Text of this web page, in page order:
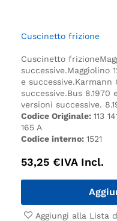
Cuscinetto frizione
Cuscinetto frizione
successive.Maggiolino
e successive.Karmann
successive.Bus 8.1970
versioni successive.
Codice Originale: 113
165 A
Codice interno: 1521
53,25 €IVA Incl.
Aggiungi alla Lista